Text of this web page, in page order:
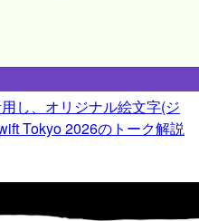
し、オリジナル絵文字(ジ
Tokyo 2026のトーク解説